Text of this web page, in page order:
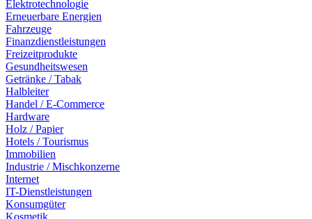
Elektrotechnologie
Erneuerbare Energien
Fahrzeuge
Finanzdienstleistungen
Freizeitprodukte
Gesundheitswesen
Getränke / Tabak
Halbleiter
Handel / E-Commerce
Hardware
Holz / Papier
Hotels / Tourismus
Immobilien
Industrie / Mischkonzerne
Internet
IT-Dienstleistungen
Konsumgüter
Kosmetik